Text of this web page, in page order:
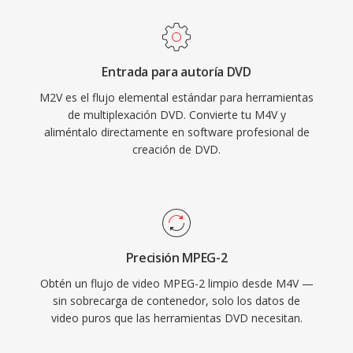
ser procesados por prácticamente cualquier
herramienta moderna de edición o
transcodificación sin conversión.
intra-codificados y cuadros predictivos
proporciona un equilibrio efectivo entre
eficiencia de compresión y capacidad de
acceso aleatorio. Dado qué M2V contiene solo
vídeo sin audio ni información de
sincronizacion, requiere emparejarse con un
de DVD comúnmente espera entrada M2V
junto con archivos de audio AC3 o LPCM,
haciendo de esté formato un paso intermedio
esencial en la masterización profesional de
discos y la preparación para difusion.
Entrada para autoría DVD
M2V es el flujo elemental estándar para herramientas
de multiplexación DVD. Convierte tu M4V y
aliméntalo directamente en software profesional de
creación de DVD.
Precisión MPEG-2
Obtén un flujo de video MPEG-2 limpio desde M4V —
sin sobrecarga de contenedor, solo los datos de
video puros que las herramientas DVD necesitan.